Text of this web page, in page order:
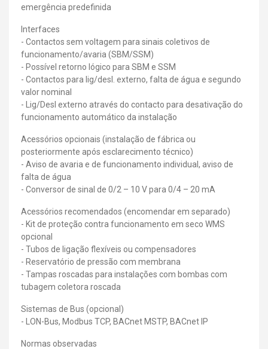
emergência predefinida
Interfaces
- Contactos sem voltagem para sinais coletivos de
funcionamento/avaria (SBM/SSM)
- Possível retorno lógico para SBM e SSM
- Contactos para lig/desl. externo, falta de água e segundo
valor nominal
- Lig/Desl externo através do contacto para desativação do
funcionamento automático da instalação
Acessórios opcionais (instalação de fábrica ou
posteriormente após esclarecimento técnico)
- Aviso de avaria e de funcionamento individual, aviso de
falta de água
- Conversor de sinal de 0/2 – 10 V para 0/4 – 20 mA
Acessórios recomendados (encomendar em separado)
- Kit de proteção contra funcionamento em seco WMS
opcional
- Tubos de ligação flexíveis ou compensadores
- Reservatório de pressão com membrana
- Tampas roscadas para instalações com bombas com
tubagem coletora roscada
Sistemas de Bus (opcional)
- LON-Bus, Modbus TCP, BACnet MSTP, BACnet IP
Normas observadas